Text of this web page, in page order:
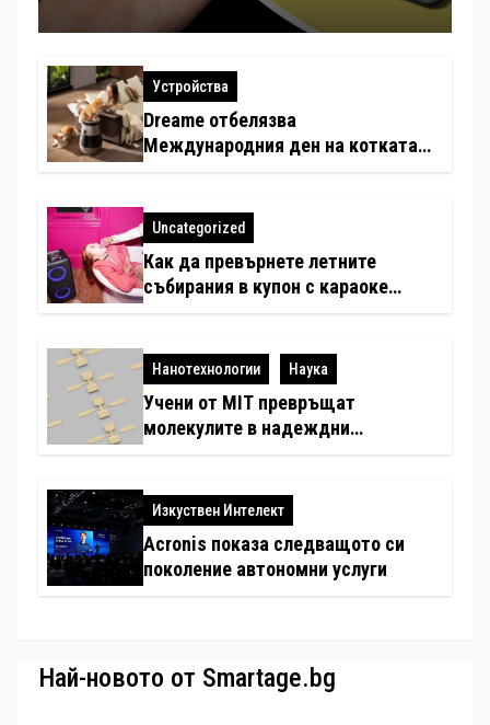
Устройства
Dreame отбелязва
Международния ден на котката
любимци
Uncategorized
Как да превърнете летните
събирания в купон с караоке
Нанотехнологии Наука
Учени от MIT превръщат
молекулите в надеждни
Изкуствен Интелект
Acronis показа следващото си
поколение автономни услуги
Най-новото от Smartage.bg